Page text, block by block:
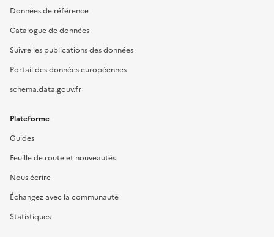
Données de référence
Catalogue de données
Suivre les publications des données
Portail des données européennes
schema.data.gouv.fr
Plateforme
Guides
Feuille de route et nouveautés
Nous écrire
Échangez avec la communauté
Statistiques